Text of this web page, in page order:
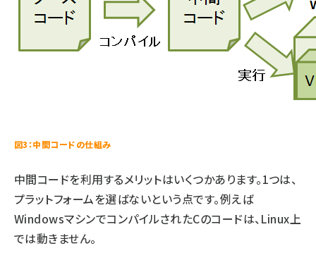
図3：中間コードの仕組み
中間コードを利用するメリットはいくつかあります。1つは、
プラットフォームを選ばないという点です。例えば
WindowsマシンでコンパイルされたCのコードは、Linux上
では動きません。